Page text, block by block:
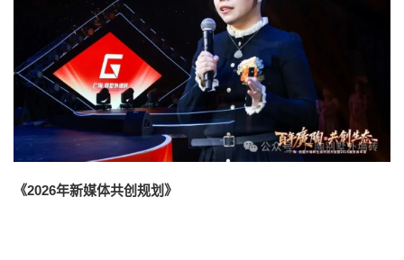
《2026年新媒体共创规划》